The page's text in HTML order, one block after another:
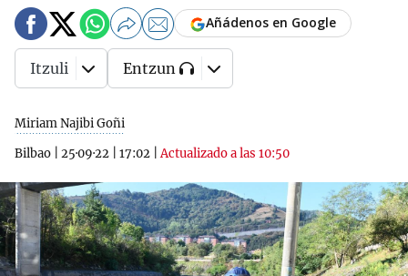
Miriam Najibi Goñi
Bilbao
25·09·22 17:02 |Actualizado a las 10:50
Añádenos en Google
Itzuli Entzun